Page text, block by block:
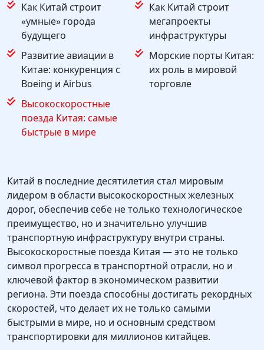
Как Китай строит
«умные» города
будущего
Как Китай строит
мегапроекты
инфраструктуры
Развитие авиации в
Китае: конкуренция с
Boeing и Airbus
Морские порты Китая:
их роль в мировой
торговле
Высокоскоростные
поезда Китая: самые
быстрые в мире
Китай в последние десятилетия стал мировым
лидером в области высокоскоростных железных
дорог, обеспечив себе не только технологическое
преимущество, но и значительно улучшив
транспортную инфраструктуру внутри страны.
Высокоскоростные поезда Китая — это не только
символ прогресса в транспортной отрасли, но и
ключевой фактор в экономическом развитии
региона. Эти поезда способны достигать рекордных
скоростей, что делает их не только самыми
быстрыми в мире, но и основным средством
транспортировки для миллионов китайцев.